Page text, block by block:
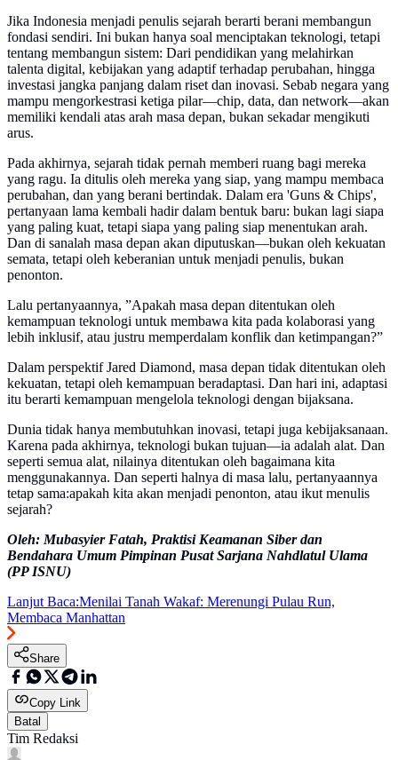
Jika Indonesia menjadi penulis sejarah berarti berani membangun
fondasi sendiri. Ini bukan hanya soal menciptakan teknologi, tetapi
tentang membangun sistem: Dari pendidikan yang melahirkan
talenta digital, kebijakan yang adaptif terhadap perubahan, hingga
investasi jangka panjang dalam riset dan inovasi. Sebab negara yang
mampu mengorkestrasi ketiga pilar—chip, data, dan network—akan
memiliki kendali atas arah masa depan, bukan sekadar mengikuti
arus.
Pada akhirnya, sejarah tidak pernah memberi ruang bagi mereka
yang ragu. Ia ditulis oleh mereka yang siap, yang mampu membaca
perubahan, dan yang berani bertindak. Dalam era 'Guns & Chips',
pertanyaan lama kembali hadir dalam bentuk baru: bukan lagi siapa
yang paling kuat, tetapi siapa yang paling siap menentukan arah.
Dan di sanalah masa depan akan diputuskan—bukan oleh kekuatan
semata, tetapi oleh keberanian untuk menjadi penulis, bukan
penonton.
Lalu pertanyaannya, ”Apakah masa depan ditentukan oleh
kemampuan teknologi untuk membawa kita pada kolaborasi yang
lebih inklusif, atau justru memperdalam konflik dan ketimpangan?”
Dalam perspektif Jared Diamond, masa depan tidak ditentukan oleh
kekuatan, tetapi oleh kemampuan beradaptasi. Dan hari ini, adaptasi
itu berarti kemampuan mengelola teknologi dengan bijaksana.
Dunia tidak hanya membutuhkan inovasi, tetapi juga kebijaksanaan.
Karena pada akhirnya, teknologi bukan tujuan—ia adalah alat. Dan
seperti semua alat, nilainya ditentukan oleh bagaimana kita
menggunakannya. Dan seperti halnya di masa lalu, pertanyaannya
tetap sama:apakah kita akan menjadi penonton, atau ikut menulis
sejarah?
Oleh: Mubasyier Fatah, Praktisi Keamanan Siber dan
Bendahara Umum Pimpinan Pusat Sarjana Nahdlatul Ulama
(PP ISNU)
Lanjut Baca:Menilai Tanah Wakaf: Merenungi Pulau Run,
Membaca Manhattan
Share
Copy Link
Batal
Tim Redaksi